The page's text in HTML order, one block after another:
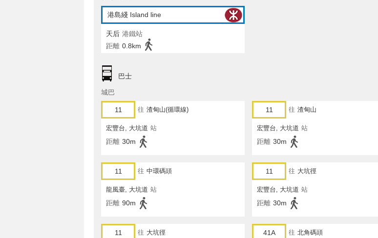
港島綫 Island line
天后 港鐵站
距離 0.8km
巴士
城巴
11 往 渣甸山(循環線)
宏豐台, 大坑道 站
距離 30m
11 往 渣甸山
宏豐台, 大坑道 站
距離 30m
11 往 中環碼頭
龍風臺, 大坑道 站
距離 90m
11 往 大坑徑
宏豐台, 大坑道 站
距離 30m
11 往 大坑徑 41A 往 北角碼頭